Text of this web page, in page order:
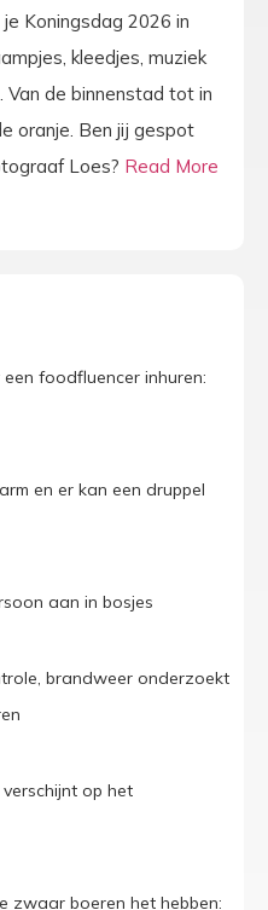
Koningsdag 2026 in
kleedjes, muziek
Van de binnenstad tot in
oranje. Ben jij gespot
Loes? Read More
foodfluencer inhuren:
en er kan een druppel
aan in bosjes
brandweer onderzoekt
verschijnt op het
zwaar boeren het hebben: